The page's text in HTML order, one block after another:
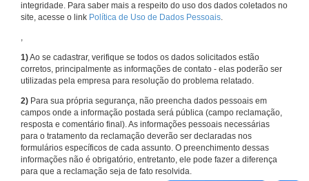
integridade. Para saber mais a respeito do uso dos dados coletados no
site, acesse o link Política de Uso de Dados Pessoais.
,
1)Ao se cadastrar, verifique se todos os dados solicitados estão
corretos, principalmente as informações de contato - elas poderão ser
utilizadas pela empresa para resolução do problema relatado.
2) Para sua própria segurança, não preencha dados pessoais em
campos onde a informação postada será pública (campo reclamação,
resposta e comentário final). As informações pessoais necessárias
para o tratamento da reclamação deverão ser declaradas nos
formulários específicos de cada assunto. O preenchimento dessas
informações não é obrigatório, entretanto, ele pode fazer a diferença
para que a reclamação seja de fato resolvida.